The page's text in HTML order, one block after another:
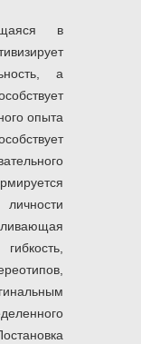
в
а
опыта